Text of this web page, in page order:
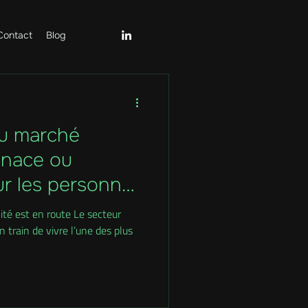
Blog
marché
ou
les personnes
?
est en route Le secteur
de vivre l’une des plus